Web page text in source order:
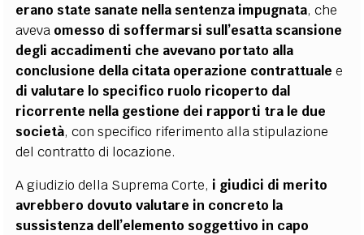
erano state sanate nella sentenza impugnata, che
aveva omesso di soffermarsi sull’esatta scansione
degli accadimenti che avevano portato alla
conclusione della citata operazione contrattuale e
di valutare lo specifico ruolo ricoperto dal
ricorrente nella gestione dei rapporti tra le due
società, con specifico riferimento alla stipulazione
del contratto di locazione.
A giudizio della Suprema Corte, i giudici di merito
avrebbero dovuto valutare in concreto la
sussistenza dell’elemento soggettivo in capo